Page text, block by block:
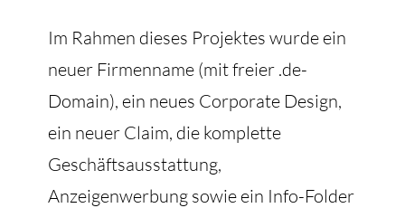
Im Rahmen dieses Projektes wurde ein
neuer Firmenname (mit freier .de-
Domain), ein neues Corporate Design,
ein neuer Claim, die komplette
Geschäftsausstattung,
Anzeigenwerbung sowie ein Info-Folder